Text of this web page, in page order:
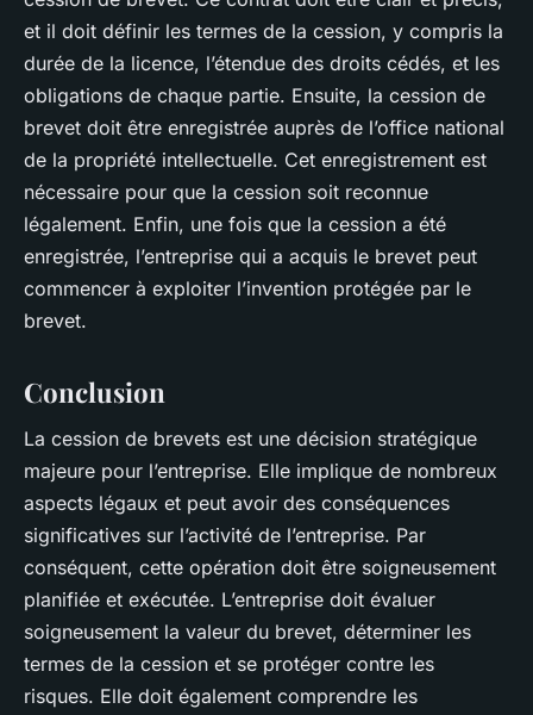
et il doit définir les termes de la cession, y compris la
durée de la licence, l’étendue des droits cédés, et les
obligations de chaque partie. Ensuite, la cession de
brevet doit être enregistrée auprès de l’office national
de la propriété intellectuelle. Cet enregistrement est
nécessaire pour que la cession soit reconnue
légalement. Enfin, une fois que la cession a été
enregistrée, l’entreprise qui a acquis le brevet peut
commencer à exploiter l’invention protégée par le
brevet.
Conclusion
La cession de brevets est une décision stratégique
majeure pour l’entreprise. Elle implique de nombreux
aspects légaux et peut avoir des conséquences
significatives sur l’activité de l’entreprise. Par
conséquent, cette opération doit être soigneusement
planifiée et exécutée. L’entreprise doit évaluer
soigneusement la valeur du brevet, déterminer les
termes de la cession et se protéger contre les
risques. Elle doit également comprendre les